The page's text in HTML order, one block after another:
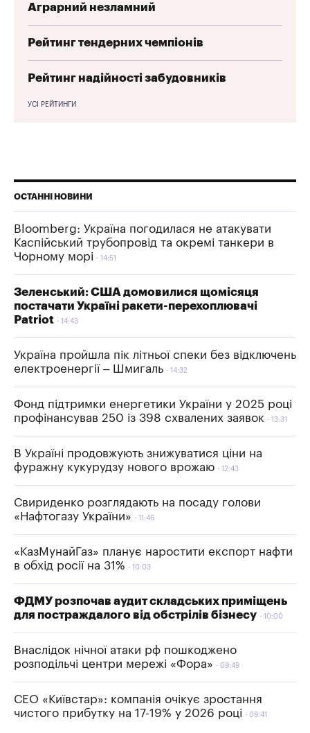
Аграрний незламний
Рейтинг тендерних чемпіонів
Рейтинг надійності забудовників
УСІ РЕЙТИНГИ
ОСТАННІ НОВИНИ
Bloomberg: Україна погодилася не атакувати
Каспійський трубопровід та окремі танкери в
Чорному морі
14:51
Зеленський: США домовилися щомісяця
постачати Україні ракети-перехоплювачі
Patriot
14:43
Україна пройшла пік літньої спеки без відключень
електроенергії – Шмигаль
14:32
Фонд підтримки енергетики України у 2025 році
профінансував 250 із 398 схвалених заявок
13:31
В Україні продовжують знижуватися ціни на
фуражну кукурудзу нового врожаю
12:43
Свириденко розглядають на посаду голови
«Нафтогазу України»
11:46
«КазМунайГаз» планує наростити експорт нафти
в обхід росії на 31%
10:03
ФДМУ розпочав аудит складських приміщень
для постраждалого від обстрілів бізнесу
10:00
Внаслідок нічної атаки рф пошкоджено
розподільчі центри мережі «Фора»
09:49
СЕО «Київстар»: компанія очікує зростання
чистого прибутку на 17-19% у 2026 році
09:41